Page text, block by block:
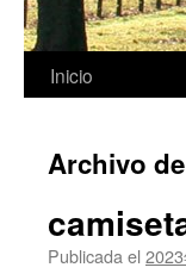
Saltar
contenido
Inicio
Archivo
Publicada el